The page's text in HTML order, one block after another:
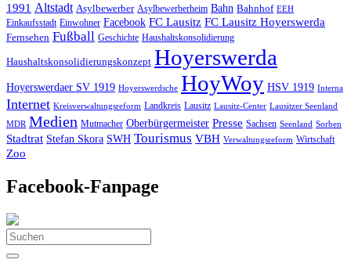
1991 Altstadt Asylbewerber Asylbewerberheim Bahn Bahnhof EEH
Einkaufsstadt Einwohner Facebook FC Lausitz FC Lausitz Hoyerswerda
Fernsehen Fußball Geschichte Haushaltskonsolidierung
Haushaltskonsolidierungskonzept Hoyerswerda
Hoyerswerdaer SV 1919 Hoyerswerdsche HoyWoy HSV 1919 Interna
Internet Kreisverwaltungsreform Landkreis Lausitz Lausitz-Center Lausitzer Seenland
MDR Medien Mutmacher Oberbürgermeister Presse Sachsen Seenland Sorben
Stadtrat Stefan Skora SWH Tourismus VBH Verwaltungsreform Wirtschaft
Zoo
Facebook-Fanpage
Search
for: